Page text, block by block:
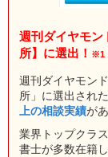
週刊ダイヤモン
所】に選出！ ※1
週刊ダイヤモン
所」に選出され
上の相談実績が
業界トップクラ
書士が多数在籍し